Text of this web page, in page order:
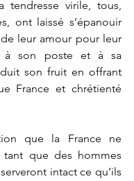
tendresse virile, tous,
ont laissé s’épanouir
leur amour pour leur
à son poste et à sa
son fruit en offrant
France et chrétienté
que la France ne
tant que des hommes
intact ce qu’ils